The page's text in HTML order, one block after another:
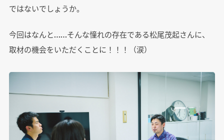
ではないでしょうか。
今回はなんと……そんな憧れの存在である松尾茂起さんに、
取材の機会をいただくことに！！！（涙）